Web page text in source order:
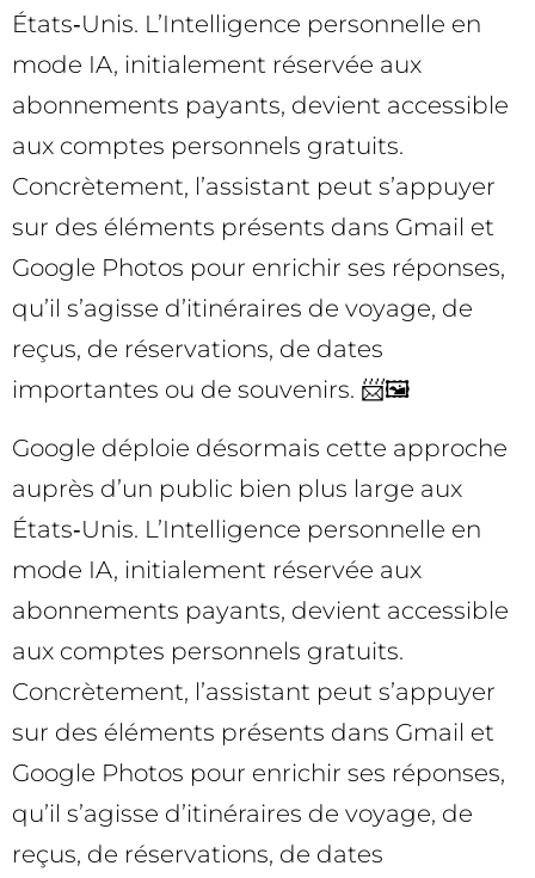
États‑Unis. L’Intelligence personnelle en
mode IA, initialement réservée aux
abonnements payants, devient accessible
aux comptes personnels gratuits.
Concrètement, l’assistant peut s’appuyer
sur des éléments présents dans Gmail et
Google Photos pour enrichir ses réponses,
qu’il s’agisse d’itinéraires de voyage, de
reçus, de réservations, de dates
importantes ou de souvenirs. 📨🖼️
Google déploie désormais cette approche
auprès d’un public bien plus large aux
États‑Unis. L’Intelligence personnelle en
mode IA, initialement réservée aux
abonnements payants, devient accessible
aux comptes personnels gratuits.
Concrètement, l’assistant peut s’appuyer
sur des éléments présents dans Gmail et
Google Photos pour enrichir ses réponses,
qu’il s’agisse d’itinéraires de voyage, de
reçus, de réservations, de dates